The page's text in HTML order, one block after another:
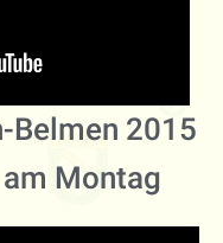
Belmen 2015
Montag